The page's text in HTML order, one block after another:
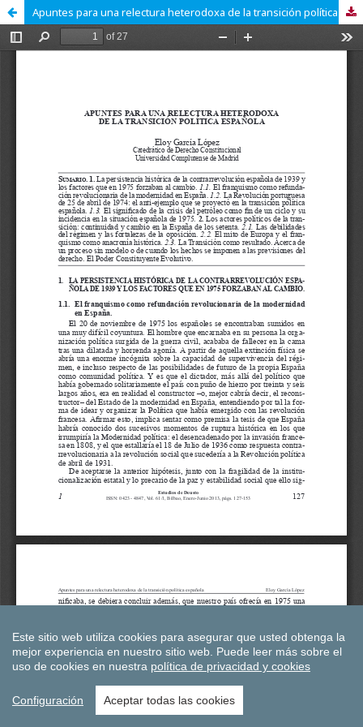
Apuntes para una relectura heterodoxa de la transición política española
Este sitio web utiliza cookies para asegurar que usted obtenga la
mejor experiencia en nuestro sitio web. Puede leer más sobre el
uso de cookies en nuestra política de privacidad y cookies
Configuración Aceptar todas las cookies